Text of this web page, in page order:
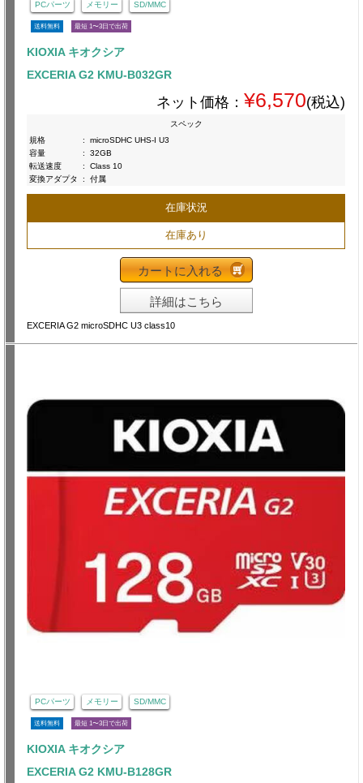
PCパーツ メモリー SD/MMC
送料無料 最短 1〜3日で出荷
KIOXIA キオクシア
EXCERIA G2 KMU-B032GR
ネット価格： ¥6,570(税込)
スペック
規格
:
microSDHC UHS-I U3
容量
:
32GB
転送速度
:
Class 10
変換アダプタ
: 付属
在庫状況
在庫あり
カートに入れる
詳細はこちら
EXCERIA G2 microSDHC U3 class10
PCパーツ メモリー SD/MMC
送料無料 最短 1〜3日で出荷
KIOXIA キオクシア
EXCERIA G2 KMU-B128GR